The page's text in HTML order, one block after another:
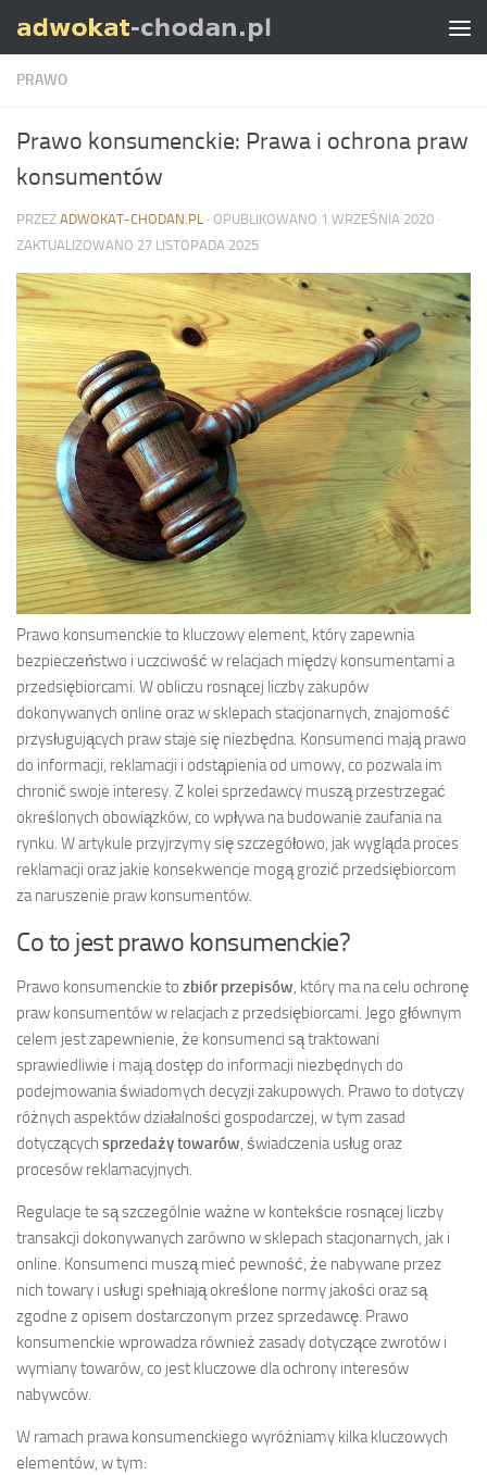
Skip to content
PRAWO
Prawo konsumenckie: Prawa i ochrona praw
konsumentów
PRZEZ ADWOKAT-CHODAN.PL · OPUBLIKOWANO 1 WRZEŚNIA 2020 ·
ZAKTUALIZOWANO 27 LISTOPADA 2025
Prawo konsumenckie to kluczowy element, który zapewnia
bezpieczeństwo i uczciwość w relacjach między konsumentami a
przedsiębiorcami. W obliczu rosnącej liczby zakupów
dokonywanych online oraz w sklepach stacjonarnych, znajomość
przysługujących praw staje się niezbędna. Konsumenci mają prawo
do informacji, reklamacji i odstąpienia od umowy, co pozwala im
chronić swoje interesy. Z kolei sprzedawcy muszą przestrzegać
określonych obowiązków, co wpływa na budowanie zaufania na
rynku. W artykule przyjrzymy się szczegółowo, jak wygląda proces
reklamacji oraz jakie konsekwencje mogą grozić przedsiębiorcom
za naruszenie praw konsumentów.
Co to jest prawo konsumenckie?
Prawo konsumenckie to zbiór przepisów , który ma na celu ochronę
praw konsumentów w relacjach z przedsiębiorcami. Jego głównym
celem jest zapewnienie, że konsumenci są traktowani
sprawiedliwie i mają dostęp do informacji niezbędnych do
podejmowania świadomych decyzji zakupowych. Prawo to dotyczy
różnych aspektów działalności gospodarczej, w tym zasad
dotyczących sprzedaży towarów , świadczenia usług oraz
procesów reklamacyjnych.
Regulacje te są szczególnie ważne w kontekście rosnącej liczby
transakcji dokonywanych zarówno w sklepach stacjonarnych, jak i
online. Konsumenci muszą mieć pewność, że nabywane przez
nich towary i usługi spełniają określone normy jakości oraz są
zgodne z opisem dostarczonym przez sprzedawcę. Prawo
konsumenckie wprowadza również zasady dotyczące zwrotów i
wymiany towarów, co jest kluczowe dla ochrony interesów
nabywców.
W ramach prawa konsumenckiego wyróżniamy kilka kluczowych
elementów, w tym: